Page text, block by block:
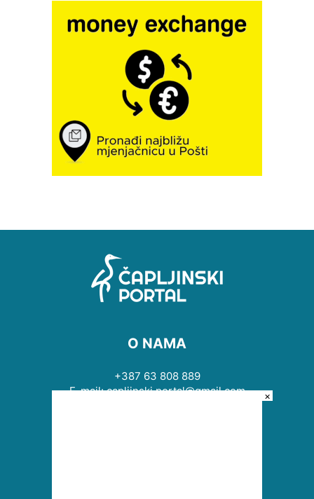
O NAMA
+387 63 808 889
E-mail: capljinski.portal@gmail.com
×